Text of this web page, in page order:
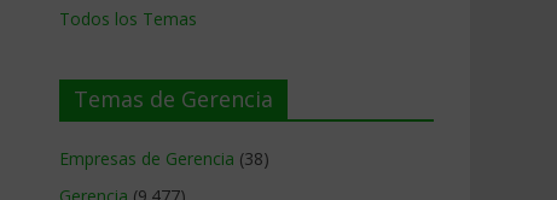
Todos los Temas
Temas de Gerencia
Empresas de Gerencia (38)